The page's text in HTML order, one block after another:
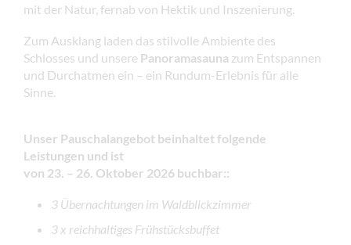
mit der Natur, fernab von Hektik und Inszenierung.
Zum Ausklang laden das stilvolle Ambiente des
Schlosses und unsere Panoramasauna zum Entspannen
und Durchatmen ein – ein Rundum-Erlebnis für alle
Sinne.
Unser Pauschalangebot beinhaltet folgende
Leistungen und ist
von 23. – 26. Oktober 2026 buchbar::
3 Übernachtungen im Waldblickzimmer
3 x reichhaltiges Frühstücksbuffet